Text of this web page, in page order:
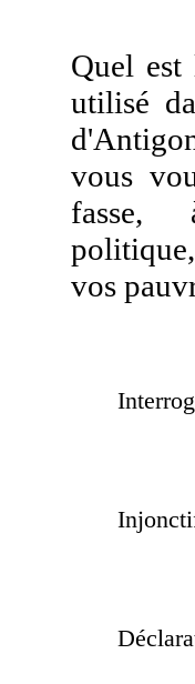
Quel est
utilisé
vous
vos